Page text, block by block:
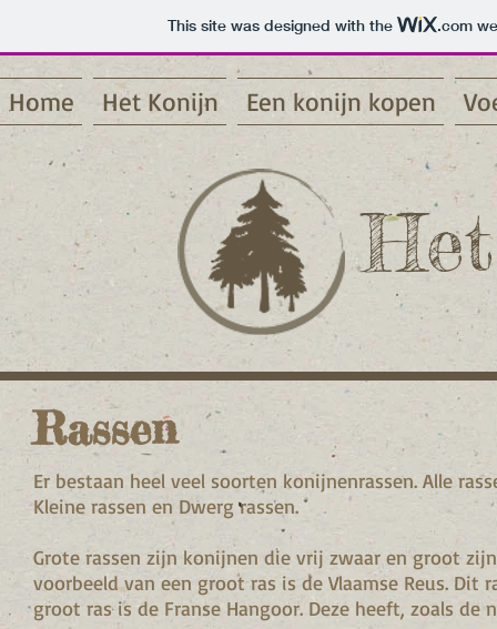
This site was designed with the .com
Home Het Konijn Een konijn kopen
Rassen
Er bestaan heel veel soorten konijnenrassen. Alle
Kleine rassen en Dwerg rassen.
Grote rassen zijn konijnen die vrij zwaar en groot
voorbeeld van een groot ras is de Vlaamse Reus.
groot ras is de Franse Hangoor. Deze heeft, zoals